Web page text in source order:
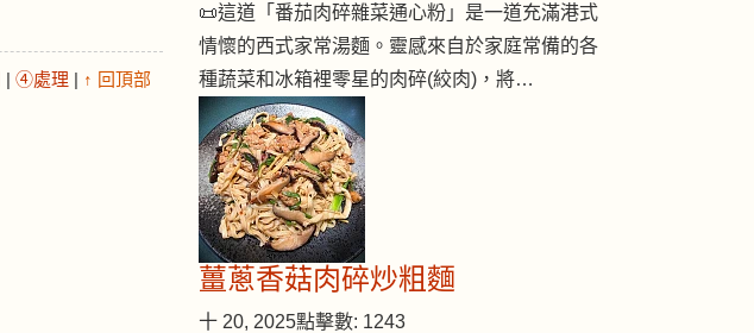
| ④處理 | ↑ 回頂部
📜這道「番茄肉碎雜菜通心粉」是一道充滿港式
情懷的西式家常湯麵。靈感來自於家庭常備的各
種蔬菜和冰箱裡零星的肉碎(絞肉)，將…
薑蔥香菇肉碎炒粗麵
十 20, 2025點擊數: 1243